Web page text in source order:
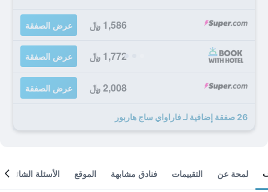
1,586 ﷼ عرض الصفقة
1,772 ﷼ عرض الصفقة
2,008 ﷼ عرض الصفقة
26 صفقة إضافية لـ فاراواي ساج هاربور
لمحة عن التقييمات فنادق مشابهة الموقع الأسئلة الشائعة